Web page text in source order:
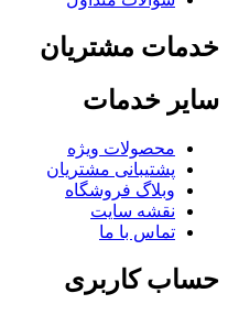
خدمات مشتریان
سایر خدمات
محصولات ویژه
پشتیبانی مشتریان
وبلاگ فروشگاه
نقشه سایت
تماس با ما
حساب کاربری